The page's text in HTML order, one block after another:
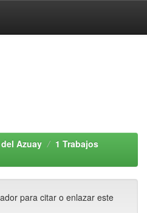
Azuay
1 Trabajos
para citar o enlazar este